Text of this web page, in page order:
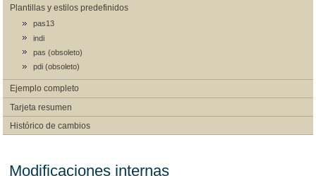
Plantillas y estilos predefinidos
pas13
indi
pas (obsoleto)
pdi (obsoleto)
Ejemplo completo
Tarjeta resumen
Histórico de cambios
Modificaciones internas